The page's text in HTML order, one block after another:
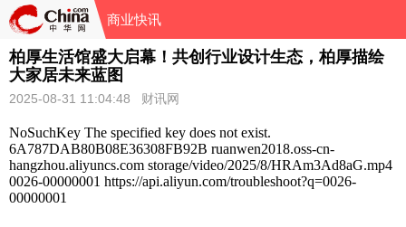
商业快讯
柏厚生活馆盛大启幕！共创行业设计生态，柏厚描绘
大家居未来蓝图
2025-08-31 11:04:48 财讯网